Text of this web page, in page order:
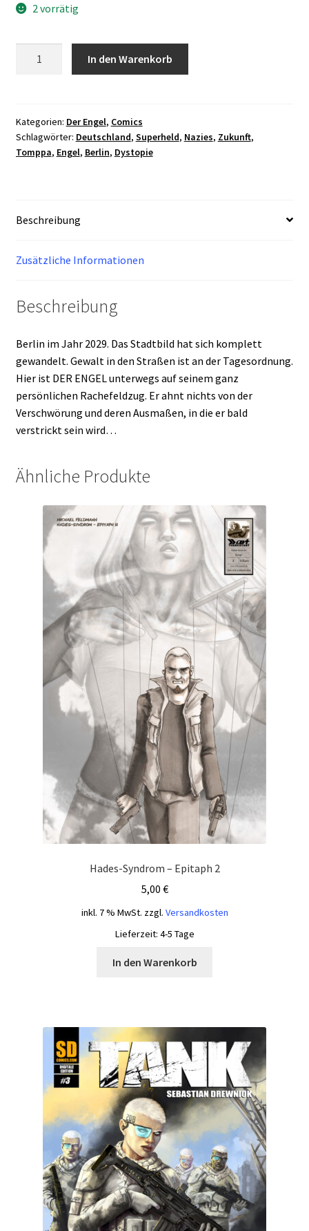
2 vorrätig
Menge
In den Warenkorb
Kategorien: Der Engel, Comics
Schlagwörter: Deutschland, Superheld, Nazies, Zukunft,
Tomppa, Engel, Berlin, Dystopie
Beschreibung
Zusätzliche Informationen
Beschreibung
Berlin im Jahr 2029. Das Stadtbild hat sich komplett
gewandelt. Gewalt in den Straßen ist an der Tagesordnung.
Hier ist DER ENGEL unterwegs auf seinem ganz
persönlichen Rachefeldzug. Er ahnt nichts von der
Verschwörung und deren Ausmaßen, in die er bald
verstrickt sein wird…
Ähnliche Produkte
Hades-Syndrom – Epitaph 2
5,00 €
inkl. 7 % MwSt. zzgl. Versandkosten
Lieferzeit: 4-5 Tage
In den Warenkorb